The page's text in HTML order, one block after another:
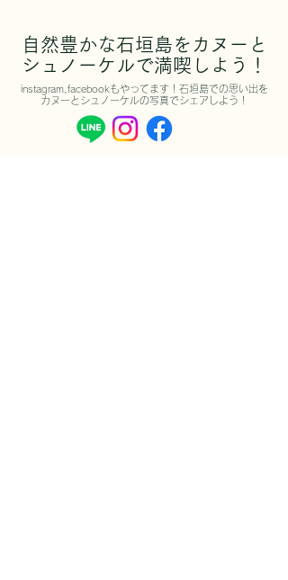
自然豊かな石垣島をカヌーと
シュノーケルで満喫しよう！
instagram,facebookもやってます！石垣島での思い出を
カヌーとシュノーケルの写真でシェアしよう！